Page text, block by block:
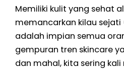
Memiliki kulit yang sehat
memancarkan kilau sejati
adalah impian semua
gempuran tren skincare
dan mahal, kita sering